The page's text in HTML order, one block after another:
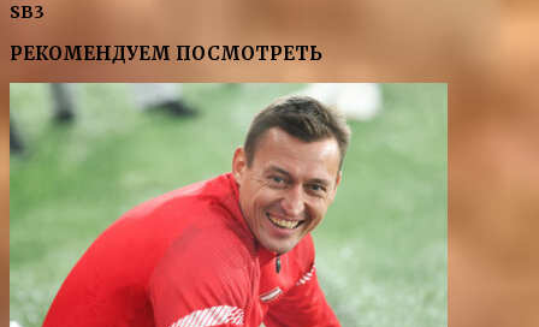
SB3
РЕКОМЕНДУЕМ ПОСМОТРЕТЬ